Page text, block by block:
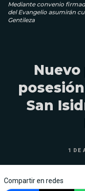
Mediante convenio
del Evangelio asumirán
Gentileza
San
1 DE
Compartir en redes